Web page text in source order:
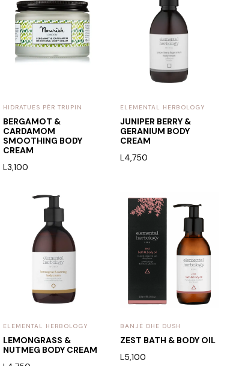
HIDRATUES PËR TRUPIN
BERGAMOT &
CARDAMOM
SMOOTHING BODY
CREAM
L3,100
ELEMENTAL HERBOLOGY
JUNIPER BERRY &
GERANIUM BODY
CREAM
L4,750
ELEMENTAL HERBOLOGY
LEMONGRASS &
NUTMEG BODY CREAM
BANJË DHE DUSH
ZEST BATH & BODY OIL
L5,100